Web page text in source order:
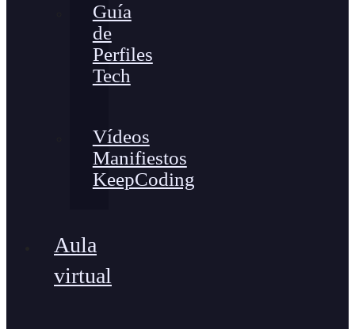
Guía
de
Perfiles
Tech
Vídeos
Manifiestos
KeepCoding
Aula
virtual